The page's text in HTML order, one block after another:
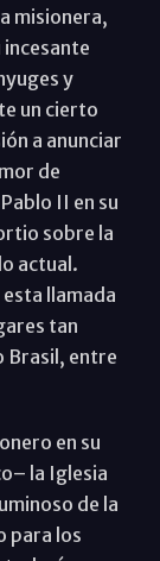
misionera,
y
un cierto
a anunciar
de
II en su
sobre la
actual.
llamada
tan
Brasil, entre
en su
la Iglesia
de la
para los